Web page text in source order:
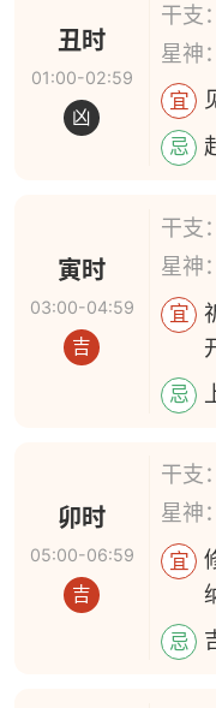
丑时
01:00-02:59
凶
干支：
星神：
宜
忌
寅时
03:00-04:59
吉
干支：
星神
宜
忌
卯时
05:00-06:59
吉
干支：
星神：
宜
忌